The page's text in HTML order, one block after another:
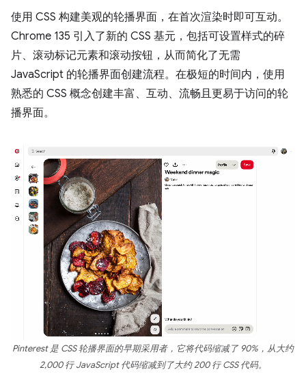
使用 CSS 构建美观的轮播界面，在首次渲染时即可互动。
Chrome 135 引入了新的 CSS 基元，包括可设置样式的碎
片、滚动标记元素和滚动按钮，从而简化了无需
JavaScript 的轮播界面创建流程。在极短的时间内，使用
熟悉的 CSS 概念创建丰富、互动、流畅且更易于访问的轮
播界面。
Pinterest 是 CSS 轮播界面的早期采用者，它将代码缩减了 90%，从大约
2,000 行 JavaScript 代码缩减到了大约 200 行 CSS 代码。